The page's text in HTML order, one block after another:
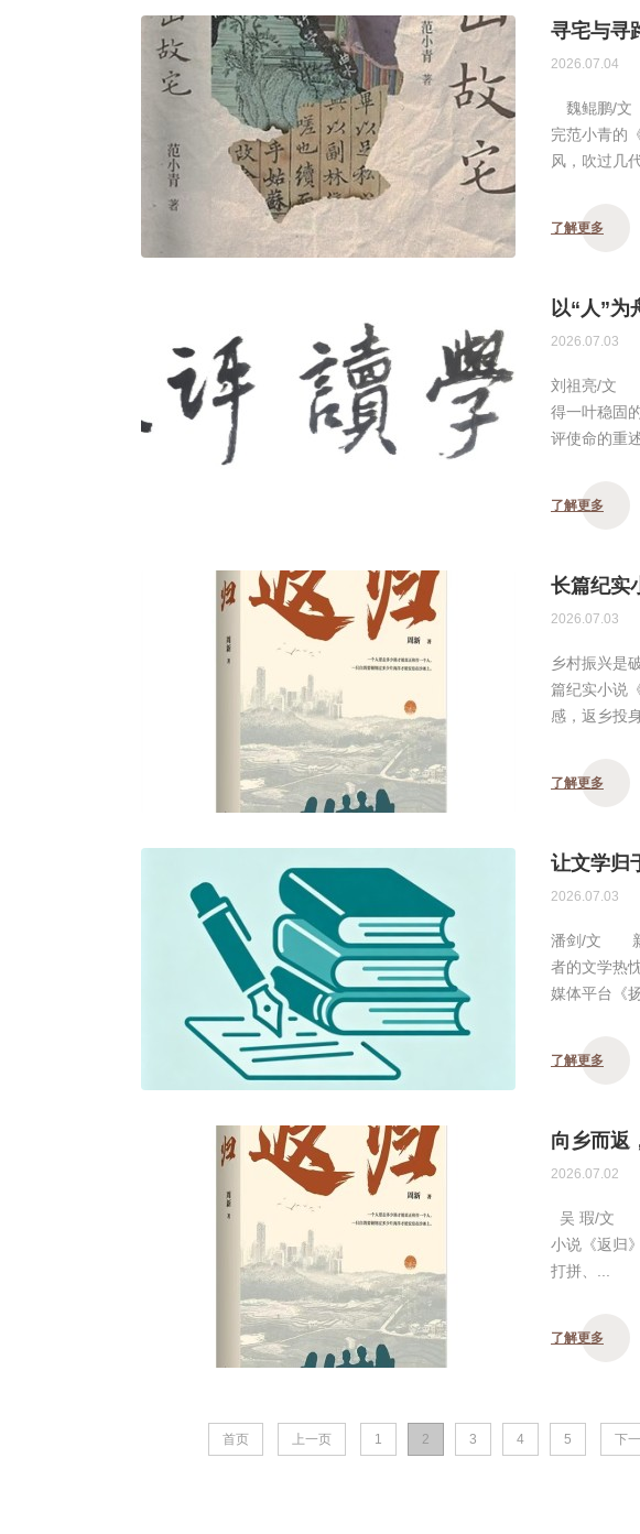
寻宅与寻
2026.07.04
魏鲲鹏/文
完范小青的
风，吹过几
了解更多
以“人”为
2026.07.03
刘祖亮/文
得一叶稳固
评使命的重
了解更多
长篇纪实
2026.07.03
乡村振兴是
篇纪实小说
感，返乡投
了解更多
让文学归
2026.07.03
潘剑/文 新
者的文学热
媒体平台《
了解更多
向乡而返
2026.07.02
吴 瑕/文 “
小说《返归
打拼、...
了解更多
首页 上一页 1 2 3 4 5 下